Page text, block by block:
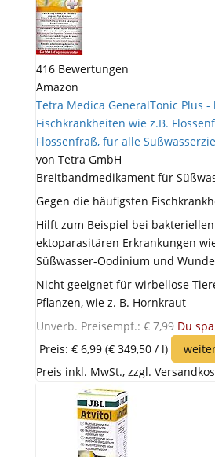
416 Bewertungen
Amazon
Tetra Medica GeneralTonic Plus
Fischkrankheiten wie z.B.
Flossenfraß, für alle
von Tetra GmbH
Breitbandmedikament für
Gegen die häufigsten
Hilft zum Beispiel bei
ektoparasitären Erkrankungen
Süßwasser-Oodinium und
Nicht geeignet für wirbellose
Pflanzen, wie z. B. Hornkraut
Unverb. Preisempf.: € 7,99 Du
Preis: € 6,99 (€ 349,50 / l)
Preis inkl. MwSt., zzgl.